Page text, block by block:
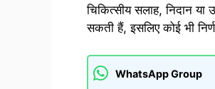
चिकित्सीय सलाह, निदान
सकती हैं, इसलिए कोई भी
WhatsApp Group